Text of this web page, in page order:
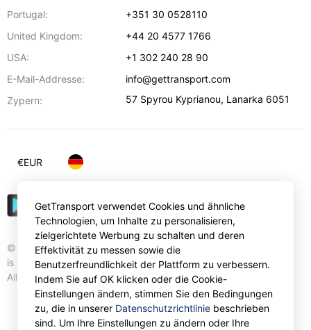
Portugal:
+351 30 0528110
United Kingdom:
+44 20 4577 1766
USA:
+1 302 240 28 90
E-Mail-Addresse:
info@gettransport.com
Zypern:
57 Spyrou Kyprianou, Lanarka 6051
© Gettransport International Limited. GetTransport®
is trademark of Gettransport International Limited.
All rights reserved.
€EUR
GetTransport verwendet Cookies und ähnliche
Technologien, um Inhalte zu personalisieren,
zielgerichtete Werbung zu schalten und deren
Effektivität zu messen sowie die
Benutzerfreundlichkeit der Plattform zu verbessern.
Indem Sie auf OK klicken oder die Cookie-
Einstellungen ändern, stimmen Sie den Bedingungen
zu, die in unserer Datenschutzrichtlinie beschrieben
sind. Um Ihre Einstellungen zu ändern oder Ihre